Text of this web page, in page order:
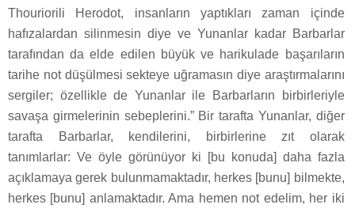
Thouriorili Herodot, insanların yaptıkları zaman içinde
hafızalardan silinmesin diye ve Yunanlar kadar Barbarlar
tarafından da elde edilen büyük ve harikulade başarıların
tarihe not düşülmesi sekteye uğramasın diye araştırmalarını
sergiler; özellikle de Yunanlar ile Barbarların birbirleriyle
savaşa girmelerinin sebeplerini.” Bir tarafta Yunanlar, diğer
tarafta Barbarlar, kendilerini, birbirlerine zıt olarak
tanımlarlar: Ve öyle görünüyor ki [bu konuda] daha fazla
açıklamaya gerek bulunmamaktadır, herkes [bunu] bilmekte,
herkes [bunu] anlamaktadır. Ama hemen not edelim, her iki